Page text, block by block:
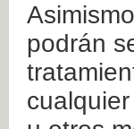
podrán